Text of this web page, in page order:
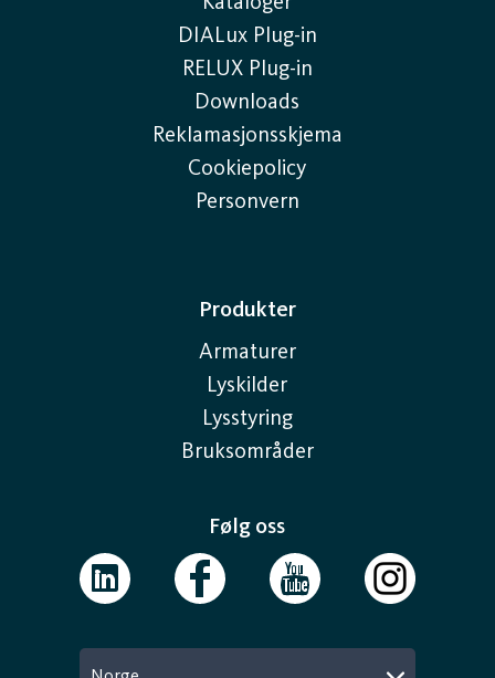
DIALux Plug-in
RELUX Plug-in
Downloads
Reklamasjonsskjema
Cookiepolicy
Personvern
Produkter
Armaturer
Lyskilder
Lysstyring
Bruksområder
Følg oss